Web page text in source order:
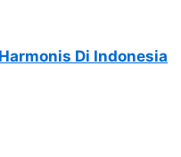
Di Indonesia